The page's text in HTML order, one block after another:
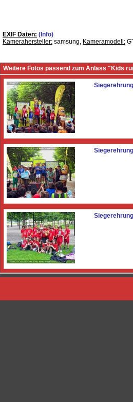
EXIF Daten: (Info)
Kamerahersteller: samsung, Kameramodell:
Weitere Fotos passend zum Anlass "Kids